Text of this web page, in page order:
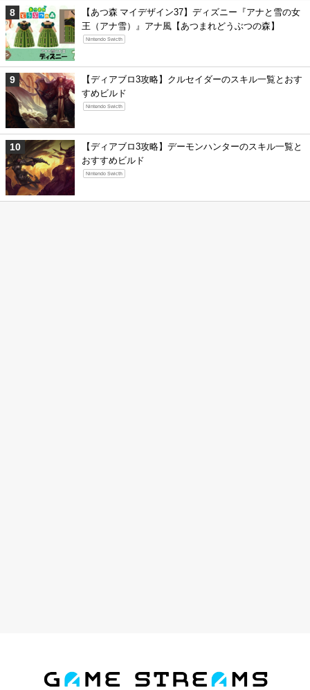
【あつ森 マイデザイン37】ディズニー『アナと雪の女
王（アナ雪）』アナ風【あつまれどうぶつの森】
Nintendo Swicth
【ディアブロ3攻略】クルセイダーのスキル一覧とおす
すめビルド
Nintendo Swicth
【ディアブロ3攻略】デーモンハンターのスキル一覧と
おすすめビルド
Nintendo Swicth